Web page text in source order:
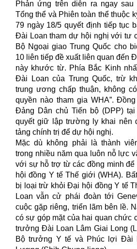
Phản ứng trên diễn ra ngay
Tổng thể và Phiên toàn thể thuộc
79 ngày 18/5 quyết định tiếp tục
Đài Loan tham dự hội nghị với tư
Bộ Ngoại giao Trung Quốc cho
10 liên tiếp đề xuất liên quan đến
này khước từ. Phía Bắc Kinh
Đài Loan của Trung Quốc, trừ
trung ương chấp thuận, không
quyền nào tham gia WHA”.
Đảng Dân chủ Tiến bộ (DPP)
quyết giữ lập trường ly khai nên
tảng chính trị để dự hội nghị.
Mặc dù không phải là thành
trong nhiều năm qua luôn nỗ lực
với sự hỗ trợ từ các đồng minh
hội đồng Y tế Thế giới (WHA).
bị loại trừ khỏi Đại hội đồng Y tế
Loan vẫn cử phái đoàn tới
cuộc gặp riêng, triển lãm bên lề.
có sự góp mặt của hai quan chức
trưởng Đài Loan Lâm Giai Long
Bộ trưởng Y tế và Phúc lợi Đài